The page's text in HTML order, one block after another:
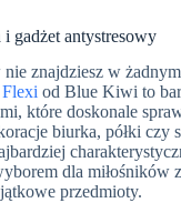
gadżet antystresowy
znajdziesz w
Flexi od Blue Kiwi to
które doskonale
biurka, półki czy
dla miłośników
przedmioty.